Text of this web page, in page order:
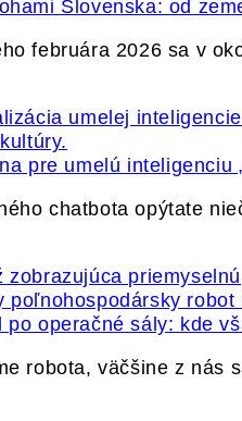
Slovenska: od
februára 2026 sa v
pre umelú
chatbota opýtate
po operačné sály: kde
robota, väčšine z nás